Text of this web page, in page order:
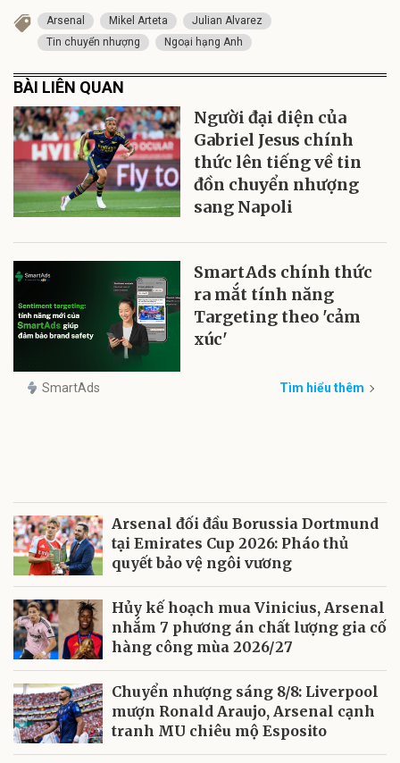
Arsenal Mikel Arteta
Julian Alvarez
Tin chuyển nhượng
Ngoại hạng Anh
BÀI LIÊN QUAN
Người đại diện của
Gabriel Jesus chính
thức lên tiếng về tin
đồn chuyển nhượng
sang Napoli
SmartAds chính thức
ra mắt tính năng
Targeting theo 'cảm
xúc'
SmartAds Tìm hiểu thêm
Arsenal đối đầu Borussia Dortmund
tại Emirates Cup 2026: Pháo thủ
quyết bảo vệ ngôi vương
Hủy kế hoạch mua Vinicius, Arsenal
nhắm 7 phương án chất lượng gia cố
hàng công mùa 2026/27
Chuyển nhượng sáng 8/8: Liverpool
mượn Ronald Araujo, Arsenal cạnh
tranh MU chiêu mộ Esposito